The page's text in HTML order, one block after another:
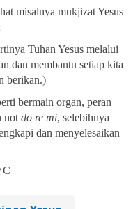
misalnya mukjizat Yesus
Tuhan Yesus melalui
dan membantu setiap kita
berikan.)
bermain organ, peran
not do re mi, selebihnya
dan menyelesaikan